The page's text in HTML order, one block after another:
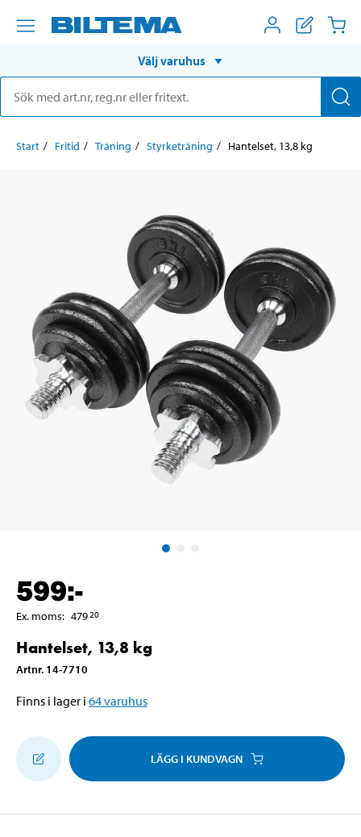
Välj varuhus
Start Fritid Träning Styrketräning Hantelset, 13,8 kg
599:-
Ex. moms: 47920
Hantelset, 13,8 kg
Artnr. 14-7710
Finns i lager i 64varuhus
LÄGG I KUNDVAGN